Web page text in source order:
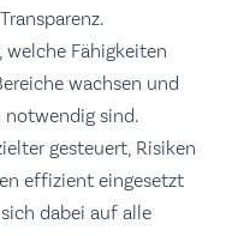
Fähigkeiten
wachsen und
notwendig sind.
gesteuert, Risiken
effizient eingesetzt
dabei auf alle